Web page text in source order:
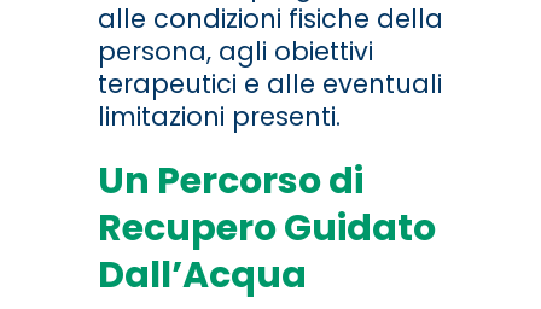
alle condizioni fisiche della
persona, agli obiettivi
terapeutici e alle eventuali
limitazioni presenti.
Un Percorso di
Recupero Guidato
Dall’Acqua